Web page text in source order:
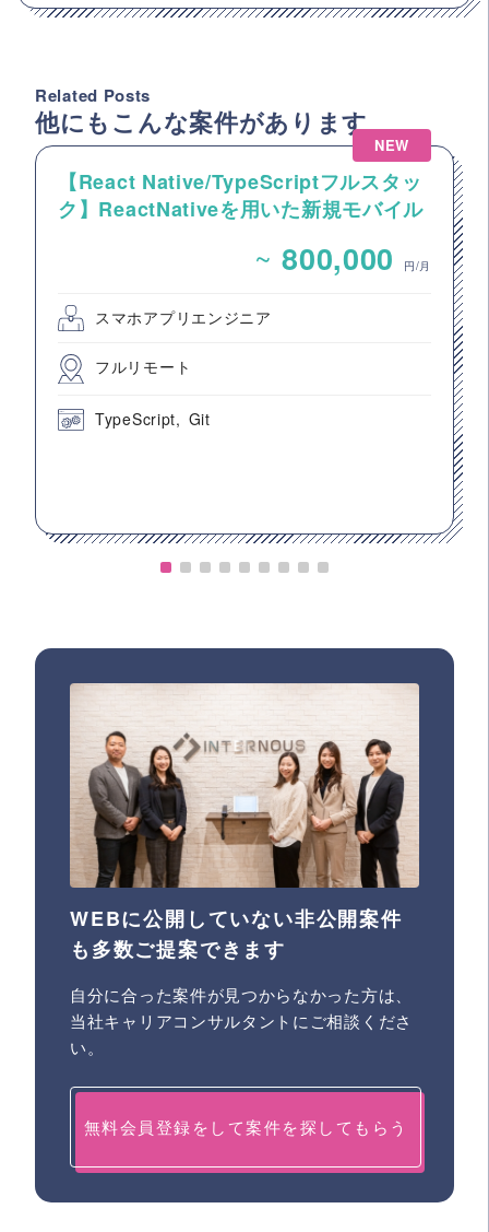
Related Posts
他にもこんな案件があります
NEW
【React Native/TypeScriptフルスタッ
ク】ReactNativeを用いた新規モバイル
~ 800,000 円/月
スマホアプリエンジニア
フルリモート
TypeScript Git
WEBに公開していない非公開案件
も多数ご提案できます
自分に合った案件が見つからなかった方は、
当社キャリアコンサルタントにご相談くださ
い。
無料会員登録をして案件を探してもらう